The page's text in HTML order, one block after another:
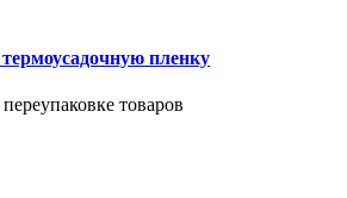
пленку
товаров